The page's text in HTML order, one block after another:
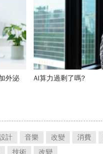
外泌
AI算力過剩了嗎?
計 音樂 改變 消費